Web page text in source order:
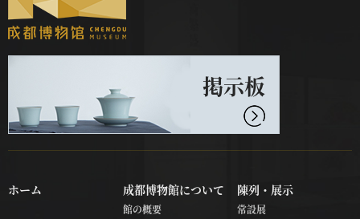
掲示板
ホーム 成都博物館について
館の概要
陳列・展示
常設展